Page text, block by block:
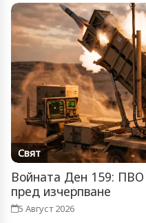
Свят
Войната Ден 159:
пред изчерпване
5 Август 2026